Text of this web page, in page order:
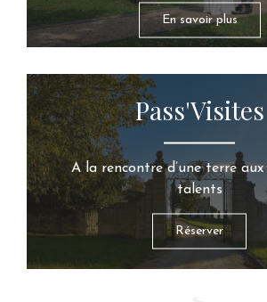
En savoir plus
Pass'Visites
A la rencontre d’une terre
talents
Réserver